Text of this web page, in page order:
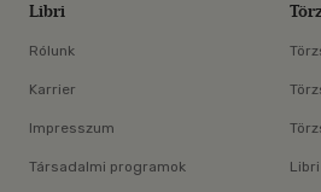
Libri
Rólunk
Karrier
Impresszum
Társadalmi programok